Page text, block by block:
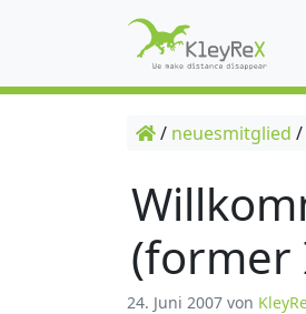
/ neuesmitglied /
(former
24. Juni 2007 von